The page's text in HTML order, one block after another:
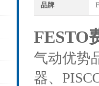
品牌
FESTO
气动优势
器、